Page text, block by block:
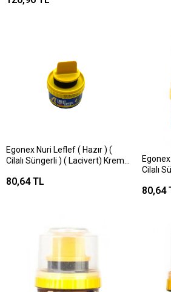
Egonex Nuri Leflef ( Hazır ) (
Cilalı Süngerli ) ( Lacivert) Krem
80,64 TL
Cilalı
80,64